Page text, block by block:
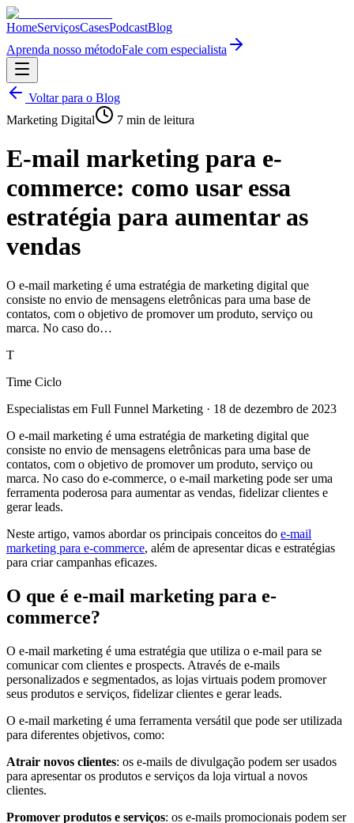
HomeServiçosCasesPodcastBlog
Aprenda nosso métodoFale com especialista
Voltar para o Blog
Marketing Digital
7 min de leitura
E-mail marketing para e-
commerce: como usar essa
estratégia para aumentar as
vendas
O e-mail marketing é uma estratégia de marketing digital que
consiste no envio de mensagens eletrônicas para uma base de
contatos, com o objetivo de promover um produto, serviço ou
marca. No caso do…
T
Time Ciclo
Especialistas em Full Funnel Marketing · 18 de dezembro de 2023
O e-mail marketing é uma estratégia de marketing digital que
consiste no envio de mensagens eletrônicas para uma base de
contatos, com o objetivo de promover um produto, serviço ou
marca. No caso do e-commerce, o e-mail marketing pode ser uma
ferramenta poderosa para aumentar as vendas, fidelizar clientes e
gerar leads.
Neste artigo, vamos abordar os principais conceitos do e-mail
marketing para e-commerce, além de apresentar dicas e estratégias
para criar campanhas eficazes.
O que é e-mail marketing para e-
commerce?
O e-mail marketing é uma estratégia que utiliza o e-mail para se
comunicar com clientes e prospects. Através de e-mails
personalizados e segmentados, as lojas virtuais podem promover
seus produtos e serviços, fidelizar clientes e gerar leads.
O e-mail marketing é uma ferramenta versátil que pode ser utilizada
para diferentes objetivos, como:
Atrair novos clientes: os e-mails de divulgação podem ser usados
para apresentar os produtos e serviços da loja virtual a novos
clientes.
Promover produtos e serviços: os e-mails promocionais podem ser